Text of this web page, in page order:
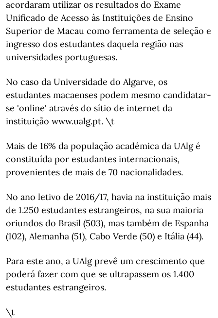
acordaram utilizar os resultados do Exame
Unificado de Acesso às Instituições de Ensino
Superior de Macau como ferramenta de seleção e
ingresso dos estudantes daquela região nas
universidades portuguesas.
No caso da Universidade do Algarve, os
estudantes macaenses podem mesmo candidatar-
se 'online' através do sítio de internet da
instituição www.ualg.pt. \t
Mais de 16% da população académica da UAlg é
constituída por estudantes internacionais,
provenientes de mais de 70 nacionalidades.
No ano letivo de 2016/17, havia na instituição mais
de 1.250 estudantes estrangeiros, na sua maioria
oriundos do Brasil (503), mas também de Espanha
(102), Alemanha (51), Cabo Verde (50) e Itália (44).
Para este ano, a UAlg prevê um crescimento que
poderá fazer com que se ultrapassem os 1.400
estudantes estrangeiros.
\t